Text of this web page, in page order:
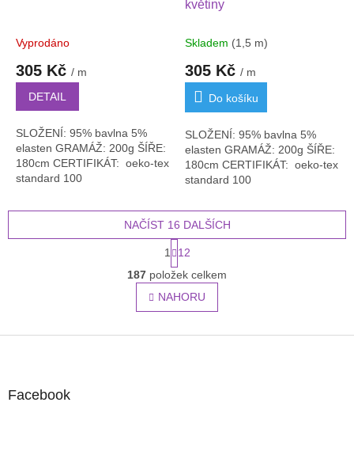
Vyprodáno
305 Kč / m
DETAIL
SLOŽENÍ: 95% bavlna 5%
elasten GRAMÁŽ: 200g ŠÍŘE:
180cm CERTIFIKÁT: oeko-tex
standard 100
květiny
Skladem (1,5 m)
305 Kč / m
Do košíku
SLOŽENÍ: 95% bavlna 5%
elasten GRAMÁŽ: 200g ŠÍŘE:
180cm CERTIFIKÁT: oeko-tex
standard 100
O
v
l
á
NAČÍST 16 DALŠÍCH
t
r
á
n
k
v
1
12
187 položek celkem
NAHORU
Facebook